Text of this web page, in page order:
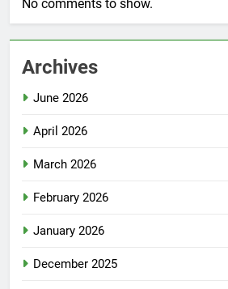
No comments to show.
Archives
June 2026
April 2026
March 2026
February 2026
January 2026
December 2025